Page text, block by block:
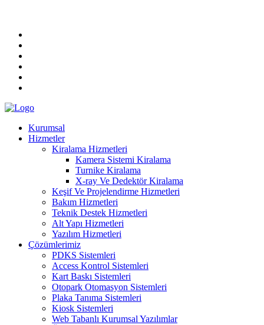
Kurumsal
Hizmetler
Kiralama Hizmetleri
Kamera Sistemi Kiralama
Turnike Kiralama
X-ray Ve Dedektör Kiralama
Keşif Ve Projelendirme Hizmetleri
Bakım Hizmetleri
Teknik Destek Hizmetleri
Alt Yapı Hizmetleri
Yazılım Hizmetleri
Çözümlerimiz
PDKS Sistemleri
Access Kontrol Sistemleri
Kart Baskı Sistemleri
Otopark Otomasyon Sistemleri
Plaka Tanıma Sistemleri
Kiosk Sistemleri
Web Tabanlı Kurumsal Yazılımlar